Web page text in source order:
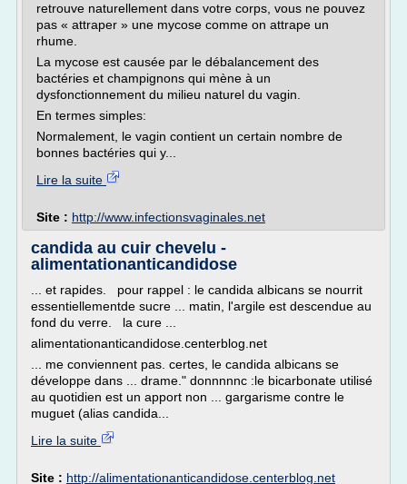
retrouve naturellement dans votre corps, vous ne pouvez
pas « attraper » une mycose comme on attrape un
rhume.
La mycose est causée par le débalancement des
bactéries et champignons qui mène à un
dysfonctionnement du milieu naturel du vagin.
En termes simples:
Normalement, le vagin contient un certain nombre de
bonnes bactéries qui y...
Lire la suite
Site : http://www.infectionsvaginales.net
candida au cuir chevelu -
alimentationanticandidose
... et rapides. pour rappel : le candida albicans se nourrit
essentiellementde sucre ... matin, l'argile est descendue au
fond du verre. la cure ...
alimentationanticandidose.centerblog.net
... me conviennent pas. certes, le candida albicans se
développe dans ... drame." donnnnnc :le bicarbonate utilisé
au quotidien est un apport non ... gargarisme contre le
muguet (alias candida...
Lire la suite
Site : http://alimentationanticandidose.centerblog.net